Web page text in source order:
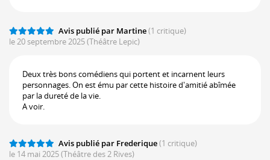
Avis publié par Martine(1 critique)
le 20 septembre 2025(Théâtre Lepic)
Deux très bons comédiens qui portent et incarnent leurs
personnages. On est ému par cette histoire d'amitié abîmée
par la dureté de la vie.
A voir.
Avis publié par Frederique(1 critique)
le 14 mai 2025(Théâtre des 2 Rives)